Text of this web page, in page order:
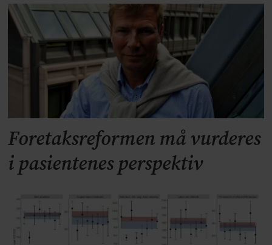
Foretaksreformen må vurderes
i pasientenes perspektiv